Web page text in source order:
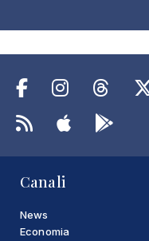
Canali
News
Economia